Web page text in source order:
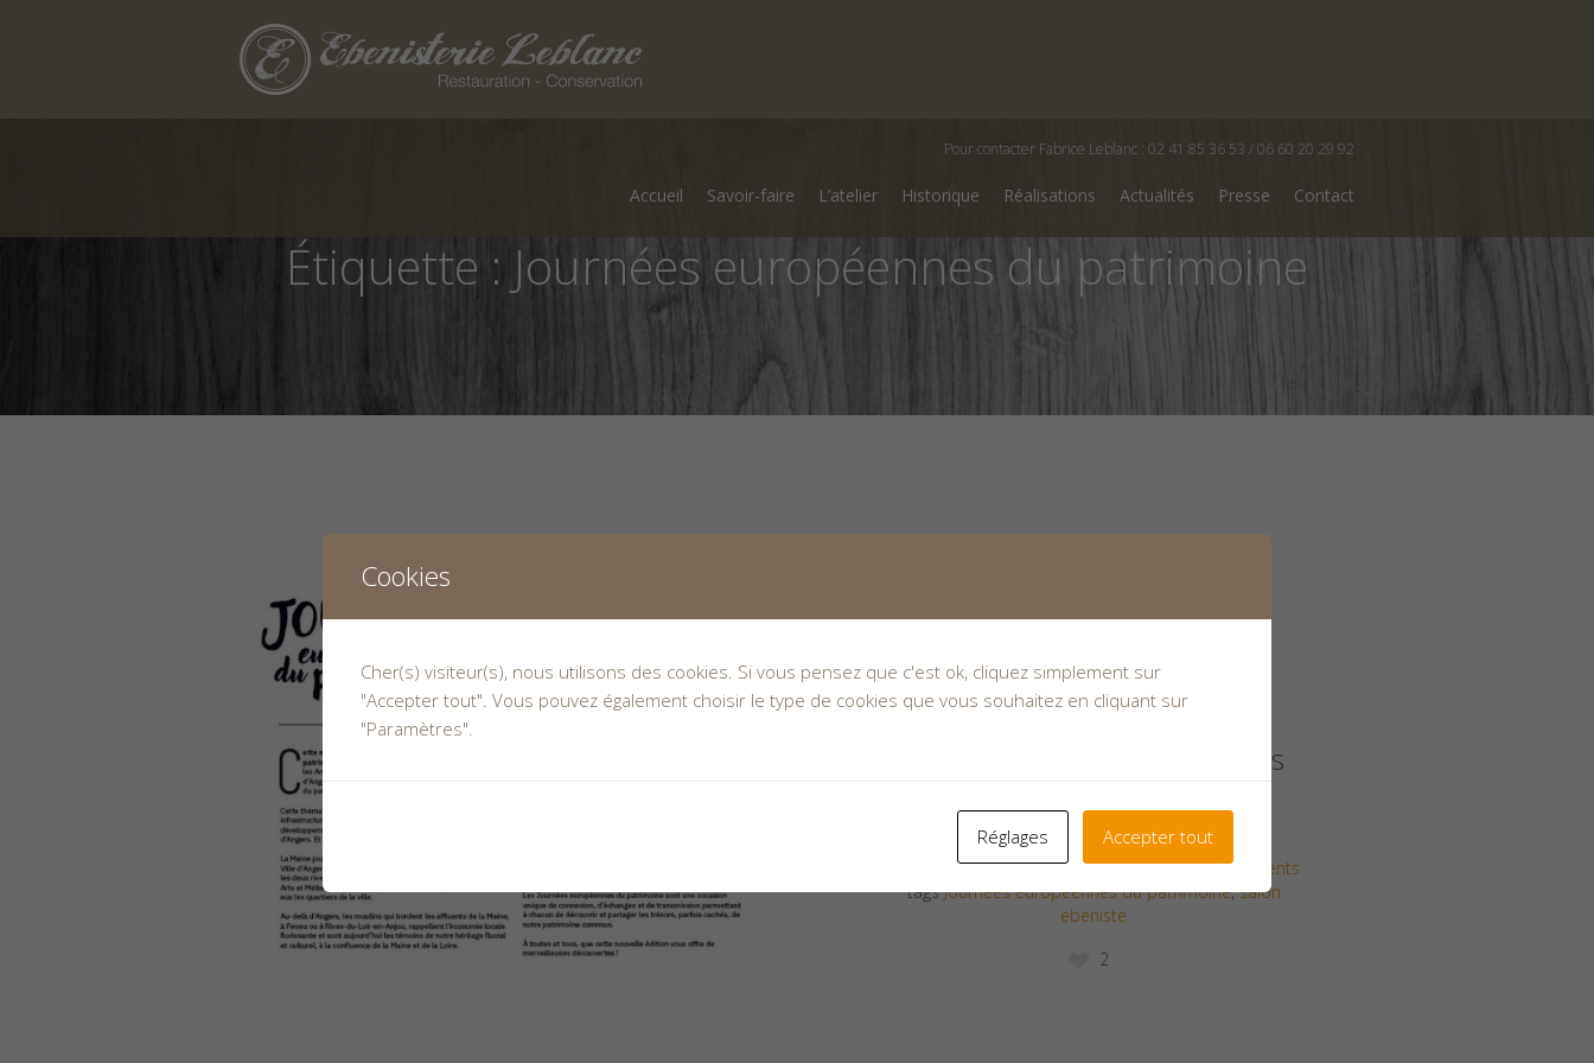
Pour contacter Fabrice Leblanc : 02 41 85 36 53 / 06 60 20 29 92
Accueil Savoir-faire L’atelier Historique Réalisations Actualités Presse Contact
Étiquette : Journées européennes du patrimoine
Participation aux journées
européennes du patrimoine les
21 et 22 septembre 2024
Fabrice Leblanc inEbenisterie Leblanc,Événements
tagsJournées européennes du patrimoine,salon
ebeniste
2
Cookies
Cher(s) visiteur(s), nous utilisons des cookies. Si vous pensez que c'est ok, cliquez simplement sur
"Accepter tout". Vous pouvez également choisir le type de cookies que vous souhaitez en cliquant sur
"Paramètres".
Réglages Accepter tout